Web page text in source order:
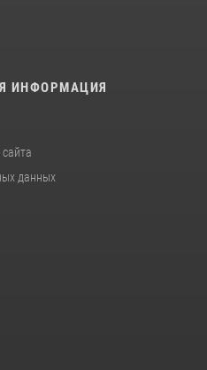
ИНФОРМАЦИЯ
данных